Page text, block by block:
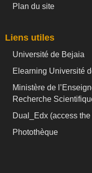
Plan du site
Liens utiles
Université de Bejaia
Elearning Université
Ministère de
Recherche
Dual_Edx (access
Photothèque